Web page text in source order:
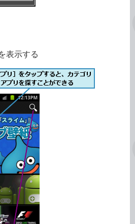
表示する